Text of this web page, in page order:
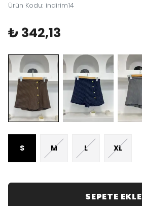
Ürün Kodu: indirim14
₺ 342,13
S M L XL
SEPETE EKLE